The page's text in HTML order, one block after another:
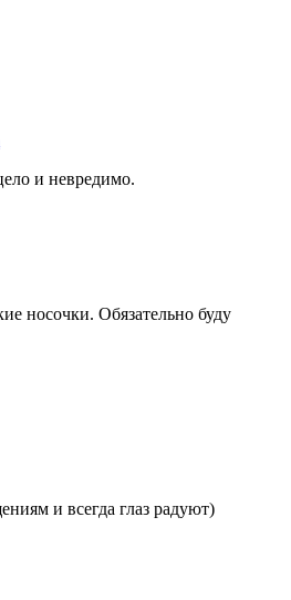
и невредимо.
носочки. Обязательно буду
и всегда глаз радуют)